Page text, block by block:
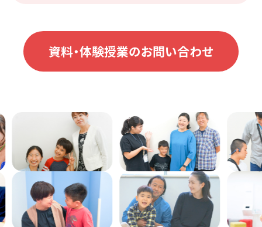
資料・体験授業のお問い合わせ